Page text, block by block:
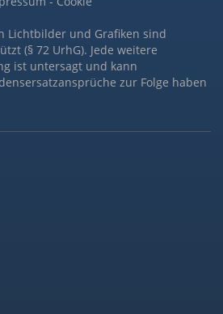
Lichtbilder und Grafiken sind
(§ 72 UrhG). Jede weitere
ist untersagt und kann
zur Folge haben